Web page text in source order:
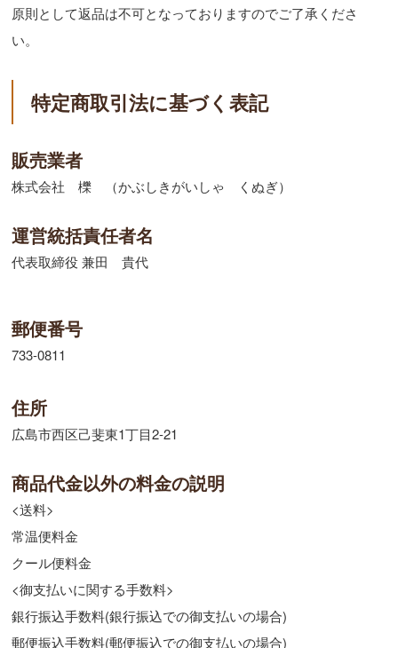
原則として返品は不可となっておりますのでご了承くださ
い。
特定商取引法に基づく表記
販売業者
株式会社 櫟 （かぶしきがいしゃ くぬぎ）
運営統括責任者名
代表取締役 兼田 貴代
郵便番号
733-0811
住所
広島市西区己斐東1丁目2-21
商品代金以外の料金の説明
<送料>
常温便料金
クール便料金
<御支払いに関する手数料>
銀行振込手数料(銀行振込での御支払いの場合)
郵便振込手数料(郵便振込での御支払いの場合)